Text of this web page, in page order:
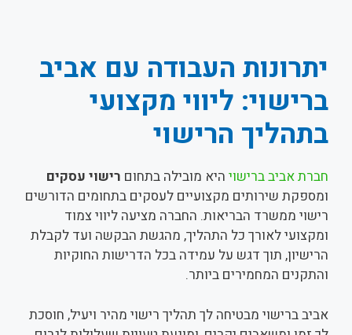
יתרונות העבודה עם אביב
ברישוי: ליווי מקצועי
בתהליך הרישוי
חברת אביב ברישוי היא מובילה בתחום רישוי עסקים
ומספקת שירותים מקצועיים לעסקים בתחומים הדורשים
רישוי ממשרד הבריאות. החברה מציעה ליווי צמוד
ומקצועי לאורך כל התהליך, מהגשת הבקשה ועד לקבלת
הרישיון, תוך דגש על עמידה בכל הדרישות החוקיות
והתקנים המחמירים ביותר.
אביב ברישוי מבטיחה לך תהליך רישוי מהיר ויעיל, חוסכת